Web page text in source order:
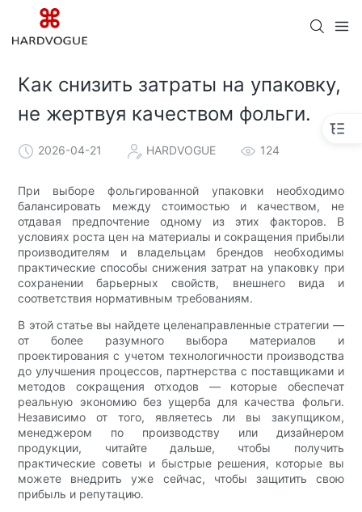
Как снизить затраты на упаковку,
не жертвуя качеством фольги.
2026-04-21 HARDVOGUE 124
При выборе фольгированной упаковки необходимо
балансировать между стоимостью и качеством, не
отдавая предпочтение одному из этих факторов. В
условиях роста цен на материалы и сокращения прибыли
производителям и владельцам брендов необходимы
практические способы снижения затрат на упаковку при
сохранении барьерных свойств, внешнего вида и
соответствия нормативным требованиям.
В этой статье вы найдете целенаправленные стратегии —
от более разумного выбора материалов и
проектирования с учетом технологичности производства
до улучшения процессов, партнерства с поставщиками и
методов сокращения отходов — которые обеспечат
реальную экономию без ущерба для качества фольги.
Независимо от того, являетесь ли вы закупщиком,
менеджером по производству или дизайнером
продукции, читайте дальше, чтобы получить
практические советы и быстрые решения, которые вы
можете внедрить уже сейчас, чтобы защитить свою
прибыль и репутацию.